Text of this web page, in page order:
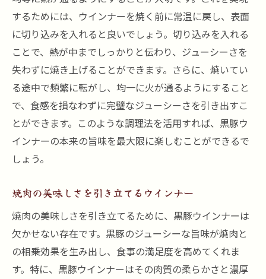
するためには、ウインナーを焼く前に常温に戻し、表面
に切り込みを入れると良いでしょう。切り込みを入れる
ことで、熱が中までしっかりと伝わり、ジューシーさを
失わずに焼き上げることができます。さらに、焼いてい
る途中で頻繁に転がし、均一に火が通るようにすること
で、食感を損なわずに完璧なジューシーさを引き出すこ
とができます。このような調理法を活用すれば、黒豚ウ
インナーの本来の旨味を最大限に楽しむことができるで
しょう。
焼肉の美味しさを引き立てるウインナー
焼肉の美味しさを引き立てるために、黒豚ウインナーは
欠かせない存在です。黒豚のジューシーな旨味が焼肉と
の相乗効果を生み出し、食事の満足度を高めてくれま
す。特に、黒豚ウインナーはその肉質の柔らかさと濃厚